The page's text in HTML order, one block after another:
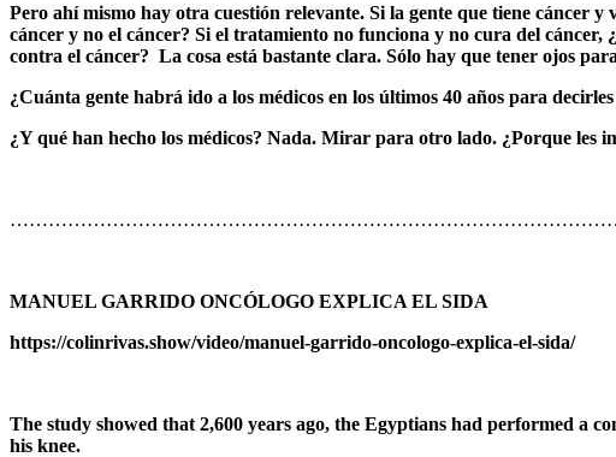
Pero ahí mismo hay otra cuestión relevante. Si la gente que tiene cáncer
cáncer y no el cáncer? Si el tratamiento no funciona y no cura del cáncer,
contra el cáncer? La cosa está bastante clara. Sólo hay que tener ojos
¿Cuánta gente habrá ido a los médicos en los últimos 40 años para
¿Y qué han hecho los médicos? Nada. Mirar para otro lado. ¿Porque les
MANUEL GARRIDO ONCÓLOGO EXPLICA EL SIDA
https://colinrivas.show/video/manuel-garrido-oncologo-explica-el-sida/
The study showed that 2,600 years ago, the Egyptians had performed a
his knee.